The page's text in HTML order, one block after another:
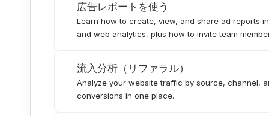
広告レポートを使う
Learn how to create, view, and share ad reports
and web analytics, plus how to invite team
流入分析（リファラル）
Analyze your website traffic by source, channel,
conversions in one place.